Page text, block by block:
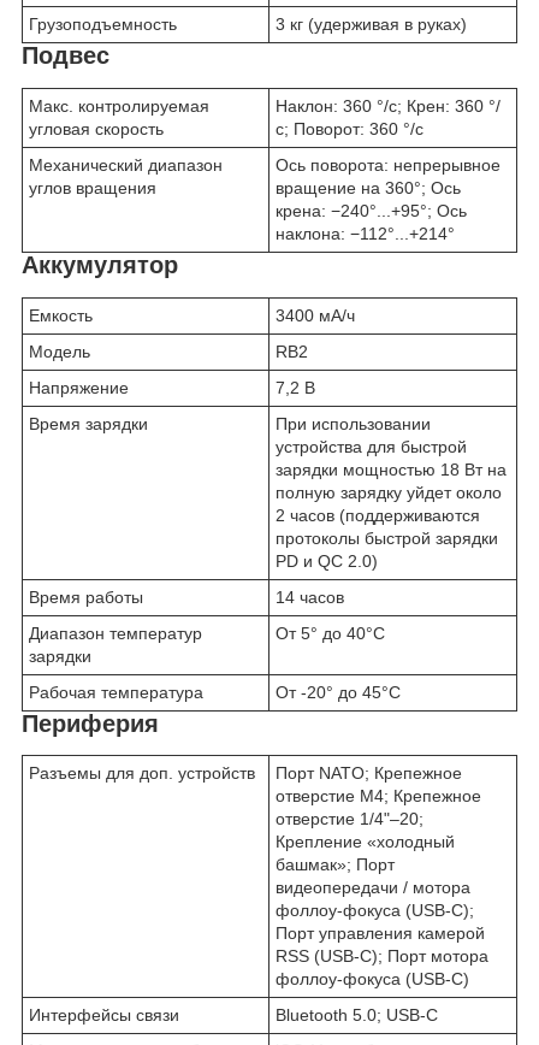
Грузоподъемность
3 кг (удерживая в руках)
Подвес
Макс. контролируемая
угловая скорость
Наклон: 360 °/с; Крен: 360 °/
с; Поворот: 360 °/с
Механический диапазон
углов вращения
Ось поворота: непрерывное
вращение на 360°; Ось
крена: −240°...+95°; Ось
наклона: −112°...+214°
Аккумулятор
Емкость
3400 мА/ч
Модель
RB2
Напряжение
7,2 В
Время зарядки
При использовании
устройства для быстрой
зарядки мощностью 18 Вт на
полную зарядку уйдет около
2 часов (поддерживаются
протоколы быстрой зарядки
PD и QC 2.0)
Время работы
14 часов
Диапазон температур
зарядки
От 5° до 40°C
Рабочая температура От -20° до 45°C
Периферия
Разъемы для доп. устройств
Порт NATO; Крепежное
отверстие M4; Крепежное
отверстие 1/4"–20;
Крепление «холодный
башмак»; Порт
видеопередачи / мотора
фоллоу-фокуса (USB-C);
Порт управления камерой
RSS (USB-C); Порт мотора
фоллоу-фокуса (USB-C)
Интерфейсы связи
Bluetooth 5.0; USB-C